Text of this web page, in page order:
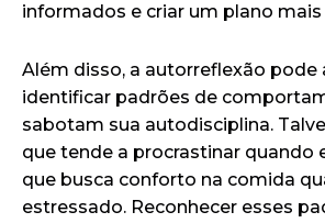
informados e criar um plano mais
Além disso, a autorreflexão pode
identificar padrões de
sabotam sua autodisciplina.
que tende a procrastinar quando
que busca conforto na comida
estressado. Reconhecer esses